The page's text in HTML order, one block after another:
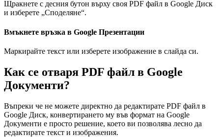
Щракнете с десния бутон върху своя PDF файл в Google Диск
и изберете „Споделяне“.
Вмъкнете връзка в Google Презентации
Маркирайте текст или изберете изображение в слайда си.
Как се отваря PDF файл в Google
Документи?
Въпреки че не можете директно да редактирате PDF файл в
Google Диск, конвертирането му във формат на Google
Документи е просто решение, което ви позволява лесно да
редактирате текст и изображения.